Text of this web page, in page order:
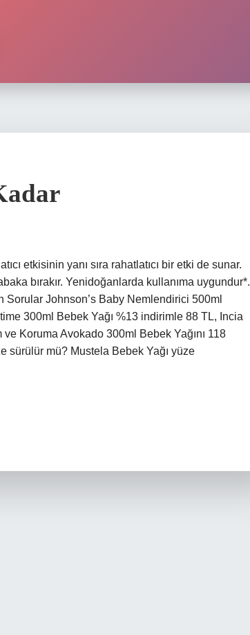
etkisinin yanı sıra rahatlatıcı bir etki de sunar.
bırakır. Yenidoğanlarda kullanıma uygundur*.
Sorular Johnson’s Baby Nemlendirici 500ml
300ml Bebek Yağı %13 indirimle 88 TL, Incia
Koruma Avokado 300ml Bebek Yağını 118
sürülür mü? Mustela Bebek Yağı yüze